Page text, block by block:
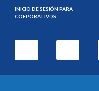
INICIO DE SESIÓN PARA
CORPORATIVOS